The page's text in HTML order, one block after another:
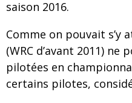
saison 2016.
Comme on pouvait s’y
(WRC d’avant 2011)
pilotées en
certains pilotes,